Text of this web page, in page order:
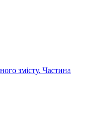
змісту. Частина